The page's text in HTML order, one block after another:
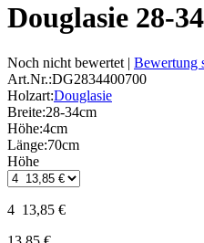
Douglasie 28-
Noch nicht bewertet | Bewertung
Art.Nr.:DG2834400700
Holzart:Douglasie
Breite:28-34cm
Höhe:4cm
Länge:70cm
Höhe
4 13,85 €